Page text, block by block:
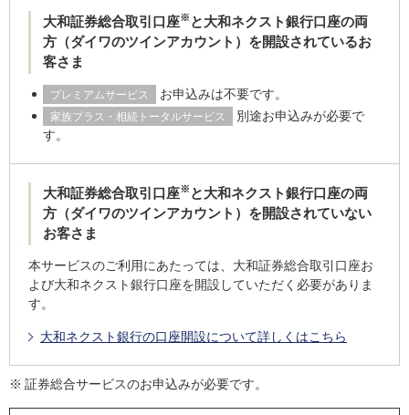
大和証券総合取引口座※ と大和ネクスト銀行口座の両
方（ダイワのツインアカウント）を開設されているお
客さま
プレミアムサービス お申込みは不要です。
家族プラス・相続トータルサービス
別途お申込みが必要で
す。
大和証券総合取引口座※ と大和ネクスト銀行口座の両
方（ダイワのツインアカウント）を開設されていない
お客さま
本サービスのご利用にあたっては、大和証券総合取引口座お
よび大和ネクスト銀行口座を開設していただく必要がありま
す。
大和ネクスト銀行の口座開設について詳しくはこちら
※ 証券総合サービスのお申込みが必要です。